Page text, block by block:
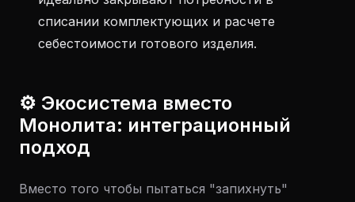
списании комплектующих и расчете
себестоимости готового изделия.
⚙️ Экосистема вместо
Монолита: интеграционный
подход
Вместо того чтобы пытаться "запихнуть"